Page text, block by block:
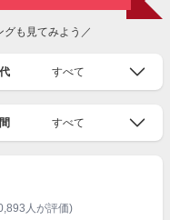
も見てみよう／
すべて
すべて
人が評価)